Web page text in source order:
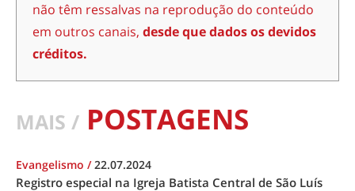
não têm ressalvas na reprodução do conteúdo
em outros canais, desde que dados os devidos
créditos.
MAIS / POSTAGENS
Evangelismo /22.07.2024
Registro especial na Igreja Batista Central de São Luís